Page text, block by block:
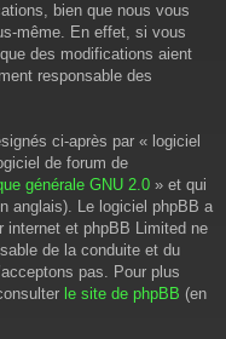
bien que nous vous
même. En effet, si vous
des modifications aient
responsable des
ci-après par « logiciel
de forum de
générale GNU 2.0 » et qui
anglais). Le logiciel phpBB a
et phpBB Limited ne
de la conduite et du
pas. Pour plus
le site de phpBB (en